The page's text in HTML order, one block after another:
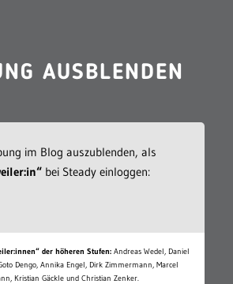
AUSBLENDEN
im Blog auszublenden, als
bei Steady einloggen:
der höheren Stufen: Andreas Wedel, Daniel
Dengo, Annika Engel, Dirk Zimmermann, Marcel
Kristian Gäckle und Christian Zenker.